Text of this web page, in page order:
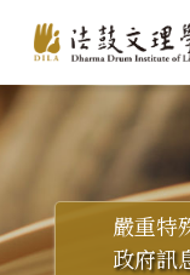
嚴重特
政府訊